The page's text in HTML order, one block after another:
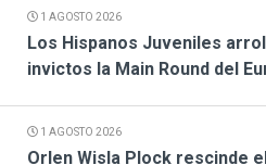
1 AGOSTO 2026
Los Hispanos Juveniles
invictos la Main Round del
1 AGOSTO 2026
Orlen Wisla Plock rescinde